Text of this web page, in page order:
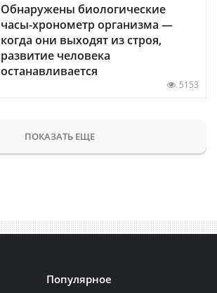
Обнаружены биологические
часы-хронометр организма —
когда они выходят из строя,
развитие человека
останавливается
5153
ПОКАЗАТЬ ЕЩЕ
Популярное